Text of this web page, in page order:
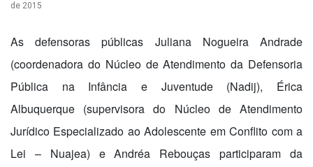
de 2015
As defensoras públicas Juliana Nogueira Andrade
(coordenadora do Núcleo de Atendimento da Defensoria
Pública na Infância e Juventude (Nadij), Érica
Albuquerque (supervisora do Núcleo de Atendimento
Jurídico Especializado ao Adolescente em Conflito com a
Lei – Nuajea) e Andréa Rebouças participaram da